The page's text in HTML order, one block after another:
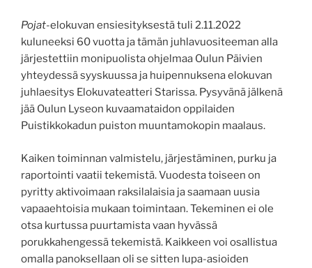
Pojat-elokuvan ensiesityksestä tuli 2.11.2022
kuluneeksi 60 vuotta ja tämän juhlavuositeeman alla
järjestettiin monipuolista ohjelmaa Oulun Päivien
yhteydessä syyskuussa ja huipennuksena elokuvan
juhlaesitys Elokuvateatteri Starissa. Pysyvänä jälkenä
jää Oulun Lyseon kuvaamataidon oppilaiden
Puistikkokadun puiston muuntamokopin maalaus.
Kaiken toiminnan valmistelu, järjestäminen, purku ja
raportointi vaatii tekemistä. Vuodesta toiseen on
pyritty aktivoimaan raksilalaisia ja saamaan uusia
vapaaehtoisia mukaan toimintaan. Tekeminen ei ole
otsa kurtussa puurtamista vaan hyvässä
porukkahengessä tekemistä. Kaikkeen voi osallistua
omalla panoksellaan oli se sitten lupa-asioiden